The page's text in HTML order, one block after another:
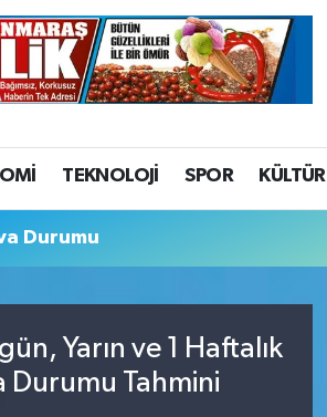
TEKNOLOJİ SPOR KÜLTÜR
Durumu
Yarın ve 1 Haftalık
Durumu Tahmini
Durumu ve Fikstür